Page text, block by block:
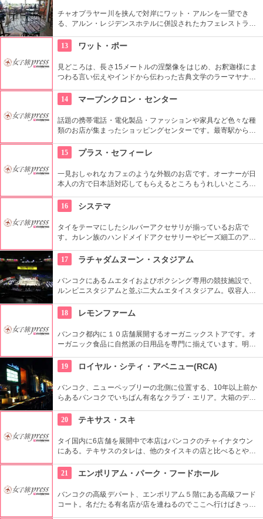
チャオプラヤー川を挟んで対岸にワット・アルンを一望でき
る、アルン・レジデンスホテルに併設されたカフェレストラ
席は人気なので事前に予約をしておくこと。
13 ワット・ポー
見どころは、長さ15メートルの涅槃像をはじめ、お釈迦様にま
つわる言い伝えやインドから伝わった古典文学のラーマヤナな
の総本山・タイ初の大学・バンコク最古寺、いくつもの顔を持
つ。ワットポー内には敷地内に２か所あるタイ古式マッサージ
場があり、マッサージを受けることができるのでおすすめ。
14 マーブンクロン・センター
話題の携帯電話・電化製品・ファッションや家具など色々な種
類のお店が集まったショッピングセンターです。最寄駅からの
の通りを一つにまとめたような印象です。
15 プラス・セフィーレ
一見おしゃれなカフェのような外観のお店です。オーナーが日
本人の方で日本語対応してもらえるところもうれしいところで
も人気です。
16 システマ
タイをテーマにしたシルバーアクセサリが揃っているお店で
す。カレン族のハンドメイドアクセサリーやビーズ細工のアク
したペンダントやチャームが人気です。自分のイニシャルのア
クセサリーをタイでの思い出として購入するのもオススメで
す。
17 ラチャダムヌーン・スタジアム
バンコクにあるムエタイおよびボクシング専用の競技施設で、
ルンビニスタジアムと並ぶ二大ムエタイスタジアム。収容人数
戦したい。
18 レモンファーム
バンコク都内に１０店舗展開するオーガニックストアです。オ
ーガニック食品に自然派の日用品を専門に揃えています。明る
並べらています。
19 ロイヤル・シティ・アベニュー(RCA)
バンコク、ニューペッブリーの北側に位置する、10年以上前か
らあるバンコクでいちばん有名なクラブ・エリア。大箱のディ
と自分のお気に入りのクラブが見つかるかも。BTSや地下鉄の
最寄り駅がないため、タクシーで行って。
20 テキサス・スキ
タイ国内に6店舗を展開中で本店はバンコクのチャイナタウン
にある。テキサスのタレは、他のタイスキの店と比べるとやや
の飲茶も人気。一皿あたり20~25Bとお手頃。タイスキだけで
なく中華も頂ける、お得なお店！
21 エンポリアム・パーク・フードホール
バンコクの高級デパート、エンポリアム５階にある高級フード
コート。名だたる有名店が店を連ねるのでここへ行けばきっと